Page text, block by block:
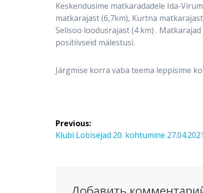
Keskendusime matkaradadele Ida-
matkarajast (6,7km), Kurtna
Selisoo loodusrajast (4 km) .
positiivseid mälestusi.
Järgmise korra vaba teema leppisime
Навигация
по
Previous:
Previous
Klubi Lobisejad 20. kohtumine 27.04.2021